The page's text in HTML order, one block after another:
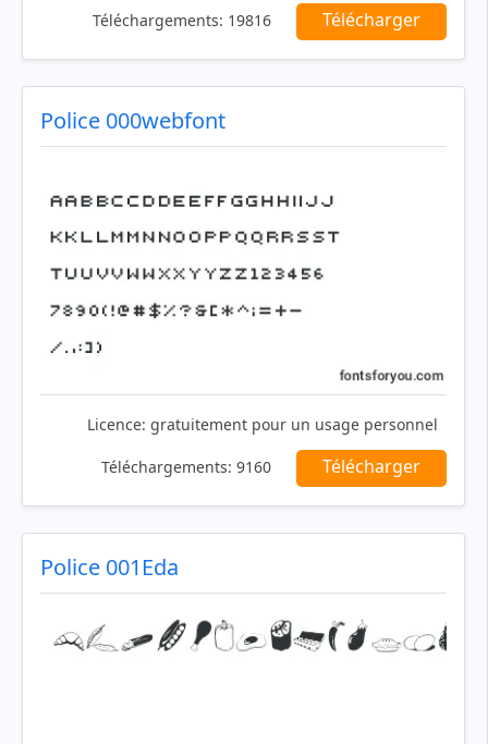
Téléchargements: 19816 Télécharger
Police 000webfont
Licence: gratuitement pour un usage personnel
Téléchargements: 9160 Télécharger
Police 001Eda